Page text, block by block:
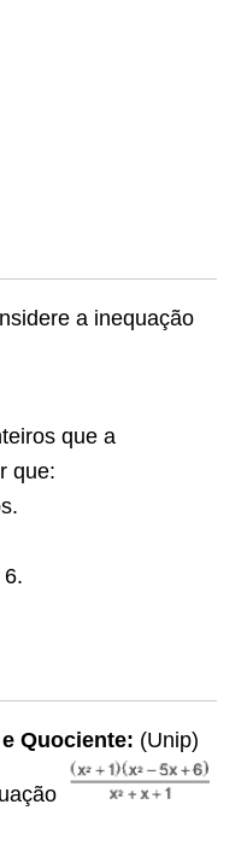
a inequação
que a
que:
Quociente: (Unip)